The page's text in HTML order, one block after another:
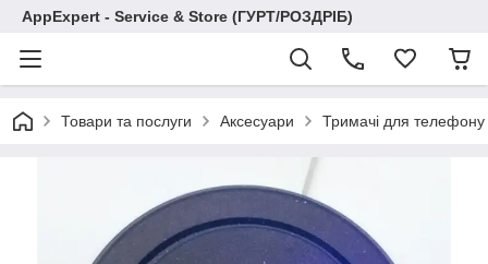
AppExpert - Service & Store (ГУРТ/РОЗДРІБ)
Товари та послуги Аксесуари Тримачі для